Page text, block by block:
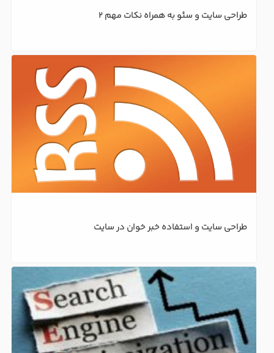
طراحی سایت و سئو به همراه نکات مهم 2
طراحی سایت و استفاده خبر خوان در سایت